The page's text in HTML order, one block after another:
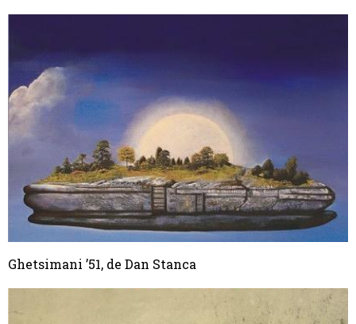
Ghetsimani ’51, de Dan Stanca